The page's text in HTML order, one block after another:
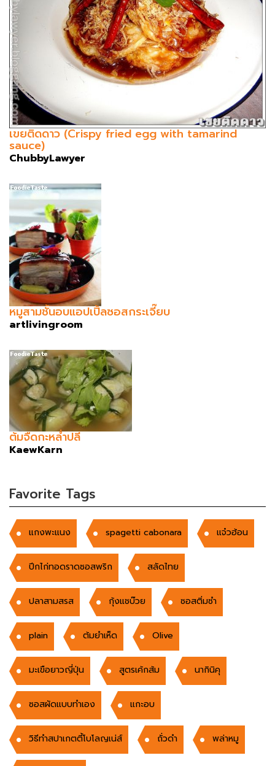
เขยติดดาว (Crispy fried egg with tamarind
sauce)
ChubbyLawyer
หมูสามชั้นอบแอปเปิ้ลซอสกระเจี๊ยบ
artlivingroom
ต้มจืดกะหล่ำปลี
KaewKarn
Favorite Tags
แกงพะแนง spagetti cabonara แจ๋วฮ้อน
ปีกไก่ทอดราดซอสพริก สลัดไทย
ปลาสามสรส กุ้งแชบ๊วย ซอสติ่มซำ
plain ต้มยำเห็ด Olive
มะเขือยาวญี่ปุ่น สูตรเค้กส้ม นากินิคุ
ซอสผัดแบบทำเอง แกะอบ
วิธีทำสปาเกตตี้โบโลญเน่ส์ ถั่วดำ พล่าหมู